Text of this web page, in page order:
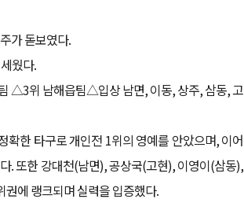
가 돋보였다.
웠다.
△3위 남해읍팀△입상 남면, 이동, 상주, 삼동, 고
한 타구로 개인전 1위의 영예를 안았으며, 이어
. 또한 강대천(남면), 공상국(고현), 이영이(삼동),
에 랭크되며 실력을 입증했다.